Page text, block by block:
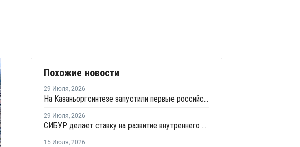
Похожие новости
29 Июля, 2026
На Казаньоргсинтезе запустили первые российские закалочно-испарительные аппараты
29 Июля, 2026
СИБУР делает ставку на развитие внутреннего рынка: как холдинг стимулирует спрос на полимеры в ритейле
15 Июля, 2026